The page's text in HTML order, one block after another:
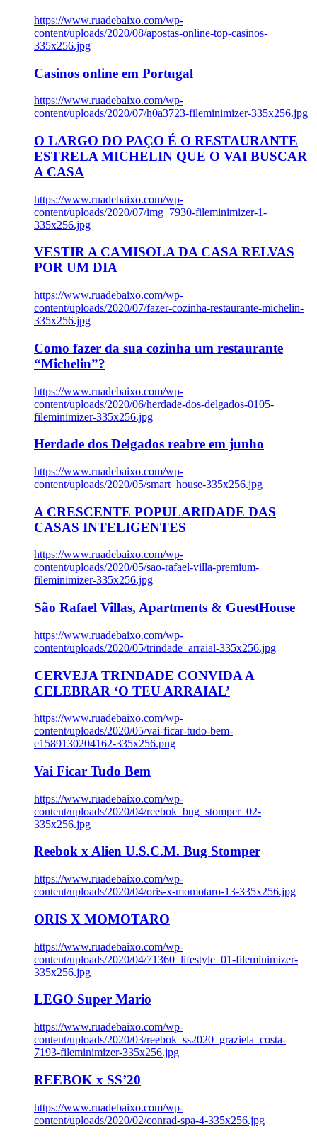
https://www.ruadebaixo.com/wp-
content/uploads/2020/08/apostas-online-top-casinos-
335x256.jpg
Casinos online em Portugal
https://www.ruadebaixo.com/wp-
content/uploads/2020/07/h0a3723-fileminimizer-335x256.jpg
O LARGO DO PAÇO É O RESTAURANTE
ESTRELA MICHELIN QUE O VAI BUSCAR
A CASA
https://www.ruadebaixo.com/wp-
content/uploads/2020/07/img_7930-fileminimizer-1-
335x256.jpg
VESTIR A CAMISOLA DA CASA RELVAS
POR UM DIA
https://www.ruadebaixo.com/wp-
content/uploads/2020/07/fazer-cozinha-restaurante-michelin-
335x256.jpg
Como fazer da sua cozinha um restaurante
“Michelin”?
https://www.ruadebaixo.com/wp-
content/uploads/2020/06/herdade-dos-delgados-0105-
fileminimizer-335x256.jpg
Herdade dos Delgados reabre em junho
https://www.ruadebaixo.com/wp-
content/uploads/2020/05/smart_house-335x256.jpg
A CRESCENTE POPULARIDADE DAS
CASAS INTELIGENTES
https://www.ruadebaixo.com/wp-
content/uploads/2020/05/sao-rafael-villa-premium-
fileminimizer-335x256.jpg
São Rafael Villas, Apartments & GuestHouse
https://www.ruadebaixo.com/wp-
content/uploads/2020/05/trindade_arraial-335x256.jpg
CERVEJA TRINDADE CONVIDA A
CELEBRAR ‘O TEU ARRAIAL’
https://www.ruadebaixo.com/wp-
content/uploads/2020/05/vai-ficar-tudo-bem-
e1589130204162-335x256.png
Vai Ficar Tudo Bem
https://www.ruadebaixo.com/wp-
content/uploads/2020/04/reebok_bug_stomper_02-
335x256.jpg
Reebok x Alien U.S.C.M. Bug Stomper
https://www.ruadebaixo.com/wp-
content/uploads/2020/04/oris-x-momotaro-13-335x256.jpg
ORIS X MOMOTARO
https://www.ruadebaixo.com/wp-
content/uploads/2020/04/71360_lifestyle_01-fileminimizer-
335x256.jpg
LEGO Super Mario
https://www.ruadebaixo.com/wp-
content/uploads/2020/03/reebok_ss2020_graziela_costa-
7193-fileminimizer-335x256.jpg
REEBOK x SS’20
https://www.ruadebaixo.com/wp-
content/uploads/2020/02/conrad-spa-4-335x256.jpg